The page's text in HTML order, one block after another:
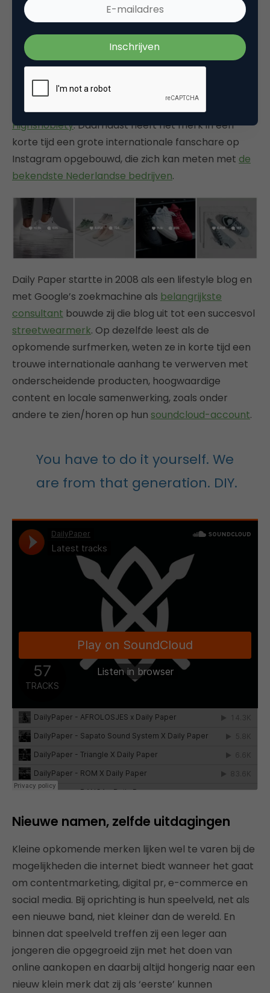
eigen bodem, begrijpt precies hoe ze een goed
productmooi in beeld moeten brengen en waar
hun internationale doelgroep zich bevindt: op
selecte blogs enInstagram. Hun producten en
oprichting in 2009 structureel publiciteit op via de
grootste blogs in hun genre,Hypebeasten
Highsnobiety. Daarnaast heeft het merk in een
korte tijd een grote internationale fanschare op
Instagram opgebouwd, die zich kan meten met de
bekendste Nederlandse bedrijven.
Daily Paper startte in 2008 als een lifestyle blog en
met Google’s zoekmachine als belangrijkste
consultant bouwde zij die blog uit tot een succesvol
streetwearmerk. Op dezelfde leest als de
opkomende surfmerken, weten ze in korte tijd een
trouwe internationale aanhang te verwerven met
onderscheidende producten, hoogwaardige
content en locale samenwerking, zoals onder
andere te zien/horen op hun soundcloud-account.
You have to do it yourself. We
are from that generation. DIY.
Nieuwe namen, zelfde uitdagingen
Kleine opkomende merken lijken wel te varen bij de
mogelijkheden die internet biedt wanneer het gaat
om contentmarketing, digital pr, e-commerce en
social media. Bij oprichting is hun speelveld, net als
een nieuwe band, niet kleiner dan de wereld. En
binnen dat speelveld treffen zij een leger aan
jongeren die opgegroeid zijn met het doen van
online aankopen en daarbij altijd hongerig naar een
nieuw klein merk dat zij als ‘eerste’ kunnen